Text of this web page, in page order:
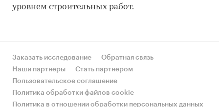
уровнем строительных работ.
Заказать исследование
Обратная связь
Наши партнеры
Стать партнером
Пользовательское соглашение
Политика обработки файлов cookie
Политика в отношении обработки персональных данных